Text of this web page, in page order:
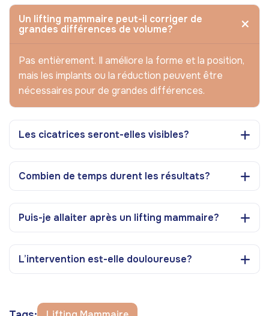
Un lifting mammaire peut-il corriger de
grandes différences de volume?
Pas entièrement. Il améliore la forme et la position,
mais les implants ou la réduction peuvent être
nécessaires pour de grandes différences.
Les cicatrices seront-elles visibles?
Combien de temps durent les résultats?
Puis-je allaiter après un lifting mammaire?
L’intervention est-elle douloureuse?